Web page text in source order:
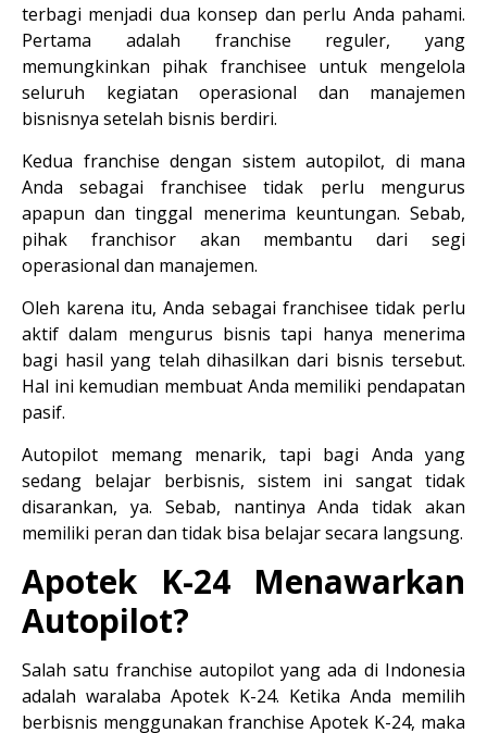
terbagi menjadi dua konsep dan perlu Anda pahami.
Pertama adalah franchise reguler, yang
memungkinkan pihak franchisee untuk mengelola
seluruh kegiatan operasional dan manajemen
bisnisnya setelah bisnis berdiri.
Kedua franchise dengan sistem autopilot, di mana
Anda sebagai franchisee tidak perlu mengurus
apapun dan tinggal menerima keuntungan. Sebab,
pihak franchisor akan membantu dari segi
operasional dan manajemen.
Oleh karena itu, Anda sebagai franchisee tidak perlu
aktif dalam mengurus bisnis tapi hanya menerima
bagi hasil yang telah dihasilkan dari bisnis tersebut.
Hal ini kemudian membuat Anda memiliki pendapatan
pasif.
Autopilot memang menarik, tapi bagi Anda yang
sedang belajar berbisnis, sistem ini sangat tidak
disarankan, ya. Sebab, nantinya Anda tidak akan
memiliki peran dan tidak bisa belajar secara langsung.
Apotek K-24 Menawarkan
Autopilot?
Salah satu franchise autopilot yang ada di Indonesia
adalah waralaba Apotek K-24. Ketika Anda memilih
berbisnis menggunakan franchise Apotek K-24, maka